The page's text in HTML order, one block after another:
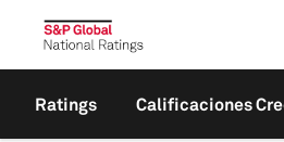
Ratings Calificaciones